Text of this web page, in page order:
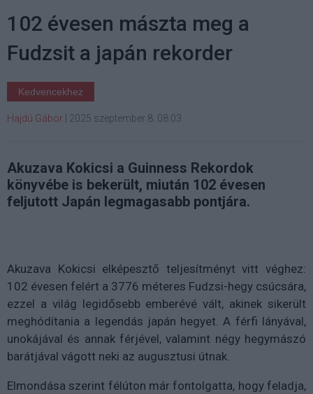
102 évesen mászta meg a
Fudzsit a japán rekorder
Kedvencekhez
Hajdú Gábor 2025 szeptember 8. 08:03
Akuzava Kokicsi a Guinness Rekordok
könyvébe is bekerült, miután 102 évesen
feljutott Japán legmagasabb pontjára.
Akuzava Kokicsi elképesztő teljesítményt vitt véghez:
102 évesen felért a 3776 méteres Fudzsi-hegy csúcsára,
ezzel a világ legidősebb emberévé vált, akinek sikerült
meghódítania a legendás japán hegyet. A férfi lányával,
unokájával és annak férjével, valamint négy hegymászó
barátjával vágott neki az augusztusi útnak.
Elmondása szerint félúton már fontolgatta, hogy feladja,